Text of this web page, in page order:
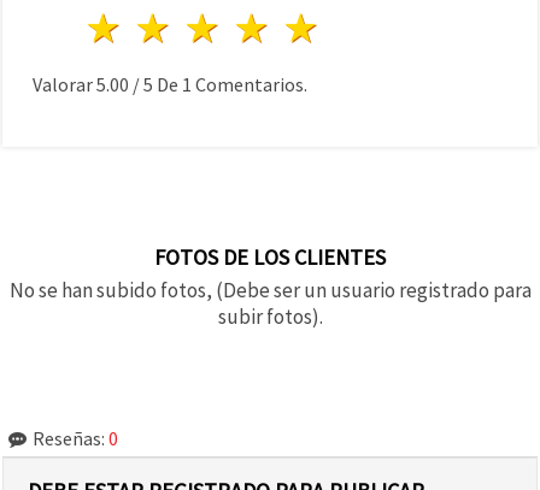
4 estrellas
3 estrellas
2 estrellas
1 estrella
Valorar5.00 /5 De 1 Comentarios.
FOTOS DE LOS CLIENTES
No se han subido fotos, (Debe ser un usuario registrado para
subir fotos).
Reseñas: 0